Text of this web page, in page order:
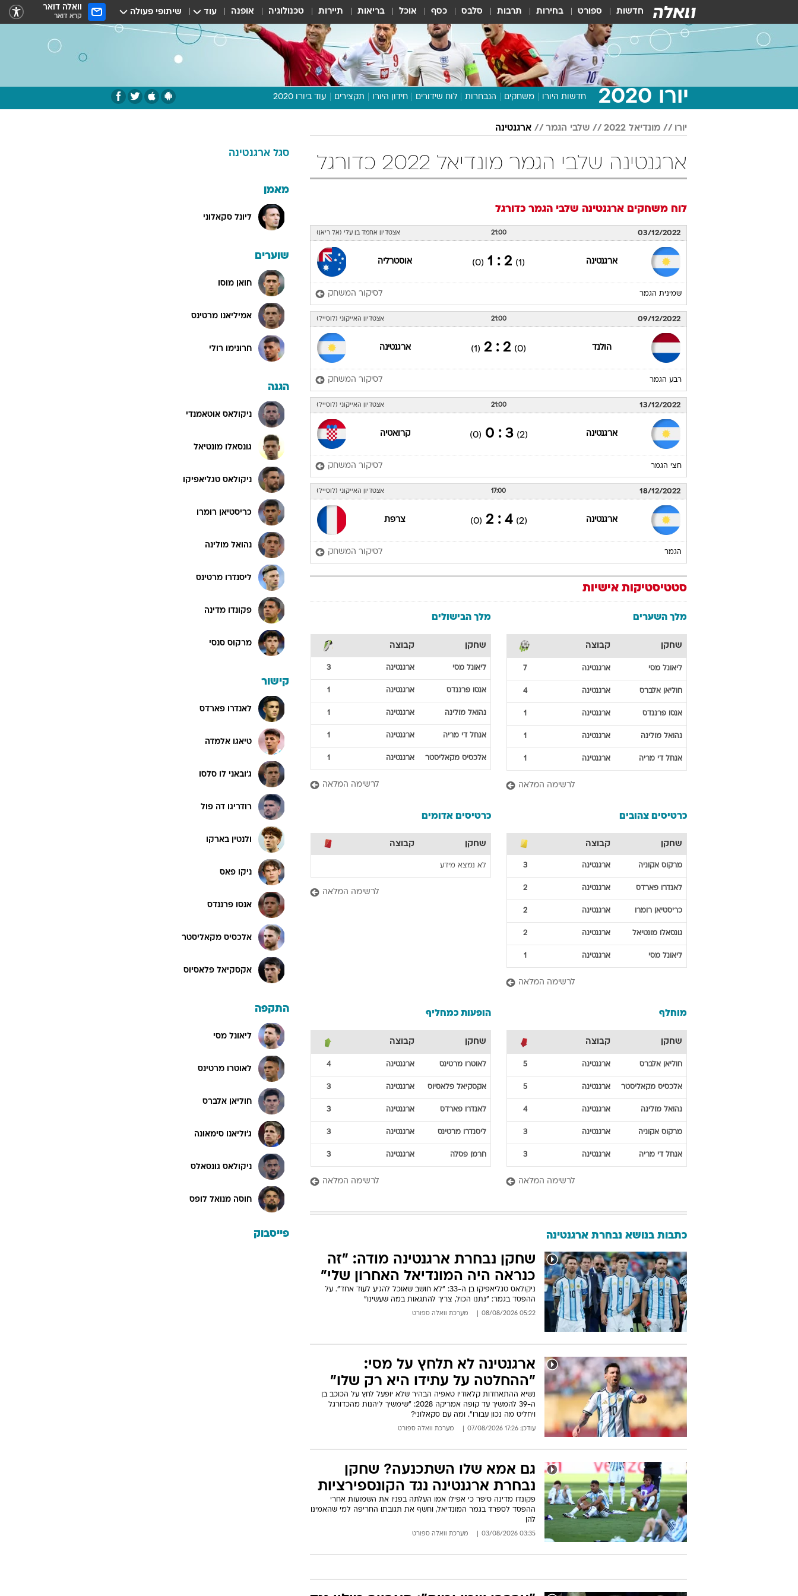
חדשות ספורט בחירות תרבות סלבס כסף אוכל בריאות תיירות טכנולוגיה אופנה עוד שיתופי פעולה וואלה דואר
קרא דואר
יורו 2020 חדשות היורו משחקים הנבחרות לוח שידורים חידון היורו תקצירים עוד ביורו 2020
תכנית היורו
לוח תוצאות
מגזין
דעות ופרשנויות
יורו מונדיאל 2022 שלבי הגמר ארגנטינה
ארגנטינה שלבי הגמר מונדיאל 2022 כדורגל
לוח משחקים ארגנטינה שלבי הגמר כדורגל
03/12/2022
21:00 אצטדיון אחמד בן עלי (אל ריאן)
ארגנטינה (1)
2 : 1
(0) אוסטרליה
שמינית הגמר לסיקור המשחק
09/12/2022
21:00 אצטדיון האייקוני (לוסייל)
הולנד (0)
2 : 2
(1) ארגנטינה
רבע הגמר לסיקור המשחק
13/12/2022
21:00 אצטדיון האייקוני (לוסייל)
ארגנטינה (2)
3 : 0
(0) קרואטיה
חצי הגמר לסיקור המשחק
18/12/2022
17:00 אצטדיון האייקוני (לוסייל)
ארגנטינה (2)
4 : 2
(0) צרפת
הגמר לסיקור המשחק
סטטיסטיקות אישיות
מלך השערים
שחקן קבוצה
ליאונל מסי ארגנטינה 7
חוליאן אלברס ארגנטינה 4
אנסו פרננדס ארגנטינה 1
נהואל מולינה ארגנטינה 1
אנחל די מריה ארגנטינה 1
לרשימה המלאה
מלך הבישולים
שחקן קבוצה
ליאונל מסי ארגנטינה 3
אנסו פרננדס ארגנטינה 1
נהואל מולינה ארגנטינה 1
אנחל די מריה ארגנטינה 1
אלכסיס מקאליסטר ארגנטינה 1
לרשימה המלאה
כרטיסים צהובים
שחקן קבוצה
מרקוס אקוניה ארגנטינה 3
לאנדרו פארדס ארגנטינה 2
כריסטיאן רומרו ארגנטינה 2
גונסאלו מונטיאל ארגנטינה 2
ליאונל מסי ארגנטינה 1
לרשימה המלאה
כרטיסים אדומים
שחקן קבוצה
לא נמצא מידע
לרשימה המלאה
מוחלף
שחקן קבוצה
חוליאן אלברס ארגנטינה 5
אלכסיס מקאליסטר ארגנטינה 5
נהואל מולינה ארגנטינה 4
מרקוס אקוניה ארגנטינה 3
אנחל די מריה ארגנטינה 3
לרשימה המלאה
הופעות כמחליף
שחקן קבוצה
לאוטרו מרטינס ארגנטינה 4
אקסקיאל פלאסיוס ארגנטינה 3
לאנדרו פארדס ארגנטינה 3
ליסנדרו מרטינס ארגנטינה 3
חרמן פסלה ארגנטינה 3
לרשימה המלאה
כתבות בנושא נבחרת ארגנטינה
שחקן נבחרת ארגנטינה מודה: "זה
כנראה היה המונדיאל האחרון שלי"
ניקולאס טגליאפיקו בן ה-33: "לא חושב שאוכל להגיע לעוד אחד". על
ההפסד בגמר: "נתנו הכול, צריך להתגאות במה שעשינו"
05:22 08/08/2026 מערכת וואלה ספורט
ארגנטינה לא תלחץ על מסי:
"ההחלטה על עתידו היא רק שלו"
נשיא ההתאחדות קלאודיו טאפיה הבהיר שלא יופעל לחץ על הכוכב בן
ה-39 להמשיך עד קופה אמריקה 2028: "שימשיך ליהנות מהכדורגל
ויחליט מה נכון עבורו". ומה עם סקאלוני?
עודכן: 17:26 07/08/2026 מערכת וואלה ספורט
גם אמא שלו השתכנעה? שחקן
נבחרת ארגנטינה נגד הקונספירציות
פקונדו מדינה סיפר כי אפילו אמו העלתה בפניו את השמועות אחרי
ההפסד לספרד בגמר המונדיאל, וחשף את תגובתו החריפה למי שהאמינו
להן
03:35 03/08/2026 מערכת וואלה ספורט
סגל ארגנטינה
מאמן
ליונל סקאלוני
שוערים
חואן מוסו
אמיליאנו מרטינס
חרונימו רולי
הגנה
ניקולאס אוטאמנדי
גונסאלו מונטיאל
ניקולאס טגליאפיקו
כריסטיאן רומרו
נהואל מולינה
ליסנדרו מרטינס
פקונדו מדינה
מרקוס סנסי
קישור
לאנדרו פארדס
טיאגו אלמדה
ג'ובאני לו סלסו
רודריגו דה פול
ולנטין בארקו
ניקו פאס
אנסו פרננדס
אלכסיס מקאליסטר
אקסקיאל פלאסיוס
התקפה
ליאונל מסי
לאוטרו מרטינס
חוליאן אלברס
ג'וליאנו סימאונה
ניקולאס גונסאלס
חוסה מנואל לופס
פייסבוק